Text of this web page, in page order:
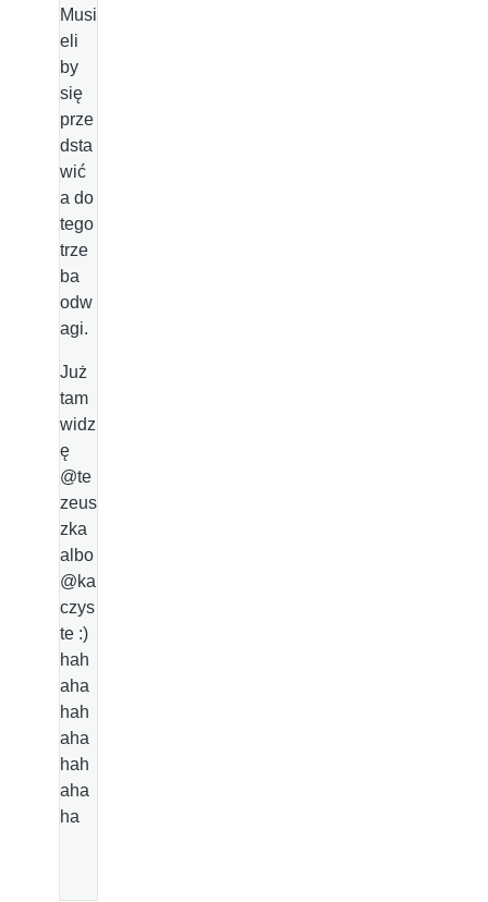
Musi
eli
by
się
prze
dsta
wić
a do
tego
trze
ba
odw
agi.
Już
tam
widz
ę
@te
zeus
zka
albo
@ka
czys
te :)
hah
aha
hah
aha
hah
aha
ha